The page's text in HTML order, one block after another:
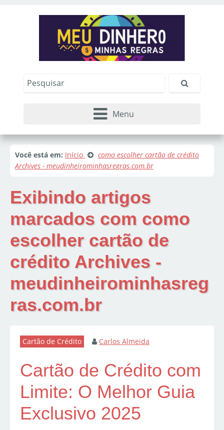
Menu
Você está em: Início
como escolher cartão de crédito
Archives - meudinheirominhasregras.com.br
Exibindo artigos
marcados com como
escolher cartão de
crédito Archives -
meudinheirominhasreg
ras.com.br
Cartão de Crédito Carlos Almeida
Cartão de Crédito com
Limite: O Melhor Guia
Exclusivo 2025